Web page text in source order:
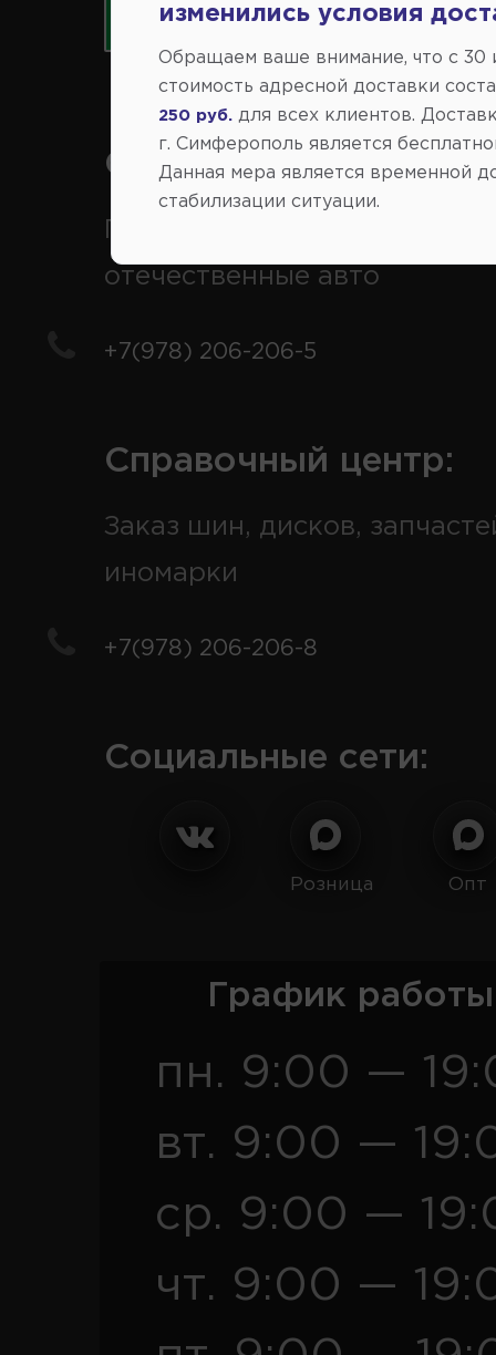
Справочный центр:
отечественные авто
+7(978) 206-206-5
Справочный центр:
Заказ шин, дисков,
иномарки
+7(978) 206-206-8
Социальные сети:
Розница Опт
График
пн. 9:00 —
вт. 9:00 —
ср. 9:00 —
чт. 9:00 —
изменились условия
Обращаем ваше внимание, что c 30
стоимость адресной доставки
250 руб.
для всех клиентов.
г. Симферополь является
Данная мера является временной
стабилизации ситуации.